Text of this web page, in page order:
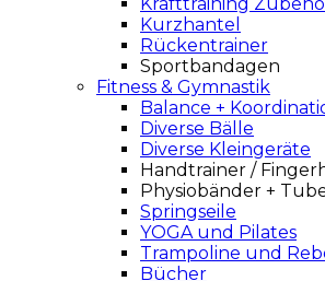
Kurzhantel
Rückentrainer
Sportbandagen
Fitness & Gymnastik
Balance +
Diverse Bälle
Diverse Kleingeräte
Handtrainer /
Physiobänder +
Springseile
YOGA und Pilates
Trampoline und
Bücher